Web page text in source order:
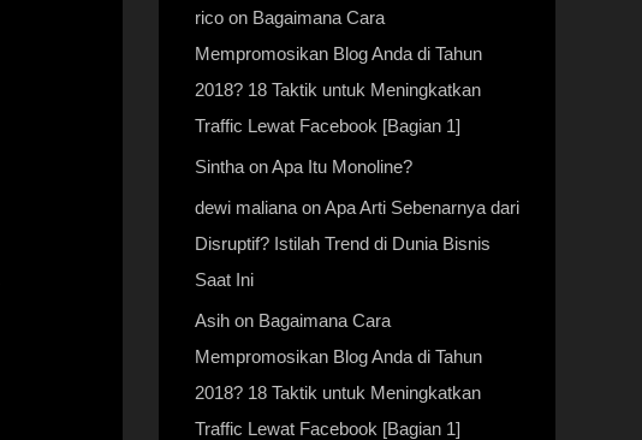
rico on Bagaimana Cara
Mempromosikan Blog Anda di Tahun
2018? 18 Taktik untuk Meningkatkan
Traffic Lewat Facebook [Bagian 1]
Sintha onApa Itu Monoline?
dewi maliana onApa Arti Sebenarnya dari
Disruptif? Istilah Trend di Dunia Bisnis
Saat Ini
Asih on Bagaimana Cara
Mempromosikan Blog Anda di Tahun
2018? 18 Taktik untuk Meningkatkan
Traffic Lewat Facebook [Bagian 1]